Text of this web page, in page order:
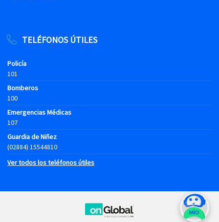
TELÉFONOS ÚTILES
Policía
101
Bomberos
100
Emergencias Médicas
107
Guardia de Niñez
(02884) 15544810
Ver todos los teléfonos útiles